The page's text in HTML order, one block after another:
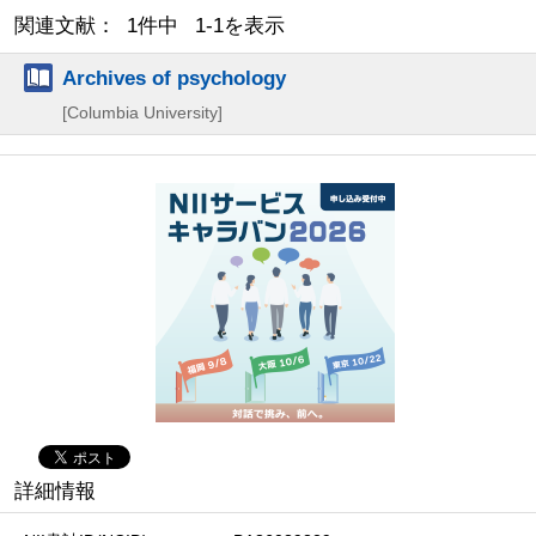
関連文献： 1件中 1-1を表示
Archives of psychology
[Columbia University]
詳細情報